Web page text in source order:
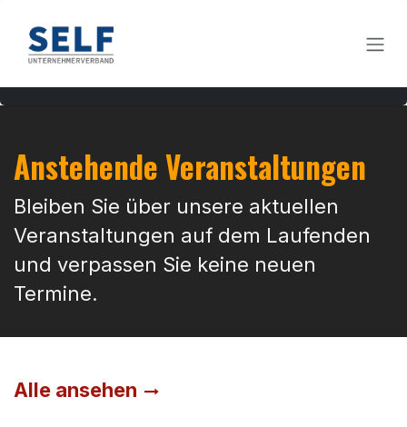
Anstehende Veranstaltungen
Bleiben Sie über unsere aktuellen
Veranstaltungen auf dem Laufenden
und verpassen Sie keine neuen
Termine.
Alle ansehen